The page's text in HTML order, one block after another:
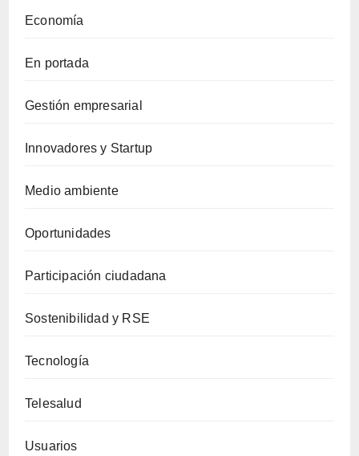
Economía
En portada
Gestión empresarial
Innovadores y Startup
Medio ambiente
Oportunidades
Participación ciudadana
Sostenibilidad y RSE
Tecnología
Telesalud
Usuarios